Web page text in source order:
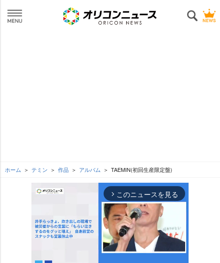
ホーム テミン 作品 アルバム TAEMIN(初回生産限定盤)
arrow_forward_ios このニュースを見る